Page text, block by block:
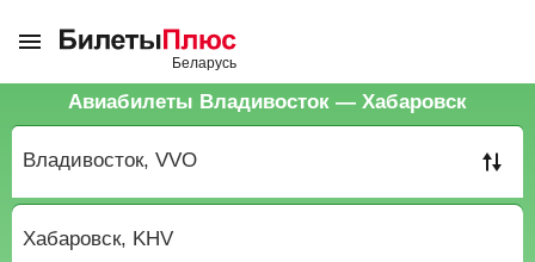
Авиабилеты Владивосток — Хабаровск